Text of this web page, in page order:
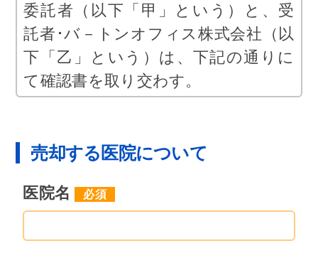
委託者（以下「甲」という）と、受
託者･バ－トンオフィス株式会社（以
下「乙」という）は、下記の通りに
て確認書を取り交わす。
－－－－－－－－記－－－－－－－－
科医院賃貸申込書］記載の物件（以下
託する。
件の借主を探し、甲に紹介するもの
売却する医院について
医院名